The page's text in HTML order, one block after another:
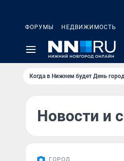
ФОРУМЫ НЕДВИЖИМОСТЬ
Когда в Нижнем будет День
Новости и
ГОРОД